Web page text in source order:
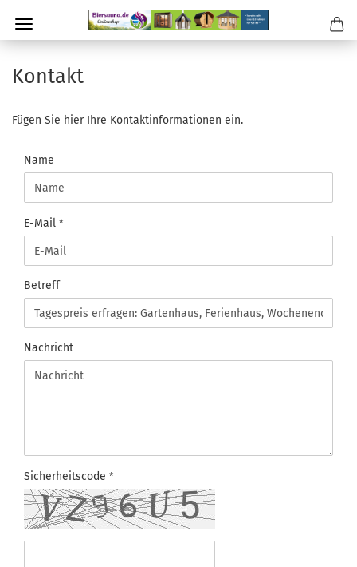
Kontakt
Fügen Sie hier Ihre Kontaktinformationen ein.
KONTAKT
Name
E-Mail
Betreff
Nachricht
Sicherheitscode